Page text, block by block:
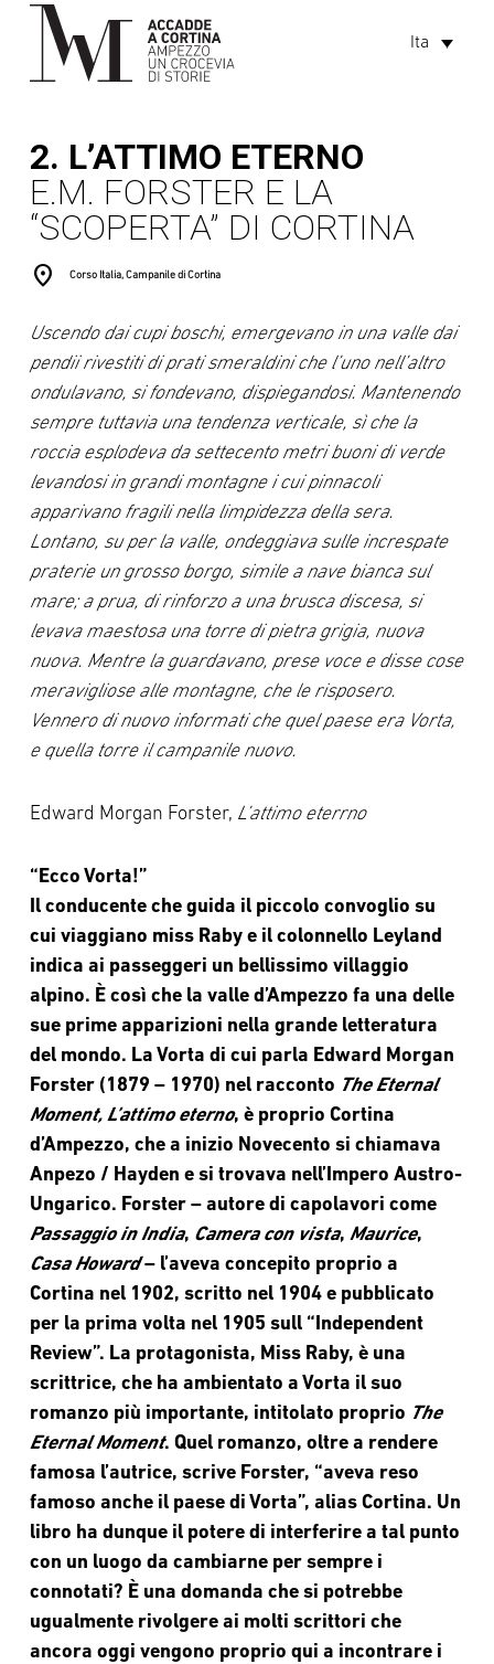
Ita
2. L’ATTIMO ETERNO
E.M. FORSTER E LA
“SCOPERTA” DI CORTINA
location_on Corso Italia, Campanile di Cortina
Uscendo dai cupi boschi, emergevano in una valle dai
pendii rivestiti di prati smeraldini che l’uno nell’altro
ondulavano, si fondevano, dispiegandosi. Mantenendo
sempre tuttavia una tendenza verticale, sì che la
roccia esplodeva da settecento metri buoni di verde
levandosi in grandi montagne i cui pinnacoli
apparivano fragili nella limpidezza della sera.
Lontano, su per la valle, ondeggiava sulle increspate
praterie un grosso borgo, simile a nave bianca sul
mare; a prua, di rinforzo a una brusca discesa, si
levava maestosa una torre di pietra grigia, nuova
nuova. Mentre la guardavano, prese voce e disse cose
meravigliose alle montagne, che le risposero.
Vennero di nuovo informati che quel paese era Vorta,
e quella torre il campanile nuovo.
Edward Morgan Forster, L’attimo eterrno
“Ecco Vorta!”
Il conducente che guida il piccolo convoglio su
cui viaggiano miss Raby e il colonnello Leyland
indica ai passeggeri un bellissimo villaggio
alpino. È così che la valle d’Ampezzo fa una delle
sue prime apparizioni nella grande letteratura
del mondo. La Vorta di cui parla Edward Morgan
Forster (1879 – 1970) nel racconto The Eternal
Moment, L’attimo eterno, è proprio Cortina
d’Ampezzo, che a inizio Novecento si chiamava
Anpezo / Hayden e si trovava nell’Impero Austro-
Ungarico. Forster – autore di capolavori come
Passaggio in India, Cameracon vista, Maurice,
Casa Howard– l’aveva concepito proprio a
Cortina nel 1902, scritto nel 1904 e pubblicato
per la prima volta nel 1905 sull “Independent
Review”. La protagonista, Miss Raby, è una
scrittrice, che ha ambientato a Vorta il suo
romanzo più importante, intitolato proprio The
EternalMoment. Quel romanzo, oltre a rendere
famosa l’autrice, scrive Forster, “aveva reso
famoso anche il paese di Vorta”, alias Cortina. Un
libro ha dunque il potere di interferire a tal punto
con un luogo da cambiarne per sempre i
connotati? È una domanda che si potrebbe
ugualmente rivolgere ai molti scrittori che
ancora oggi vengono proprio qui a incontrare i